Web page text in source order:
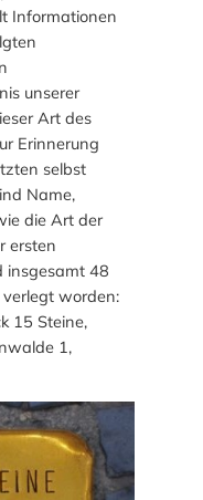
t
z
k
t
i
o
n
Informationen
unserer
Art des
Erinnerung
selbst
Name,
die Art der
ersten
insgesamt 48
worden:
15 Steine,
1,